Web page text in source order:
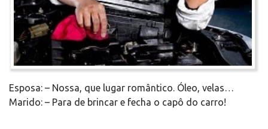
Esposa: – Nossa, que lugar romântico. Óleo, velas…
Marido: – Para de brincar e fecha o capô do carro!